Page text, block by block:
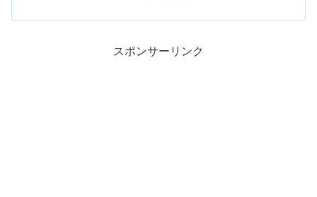
スポンサーリンク